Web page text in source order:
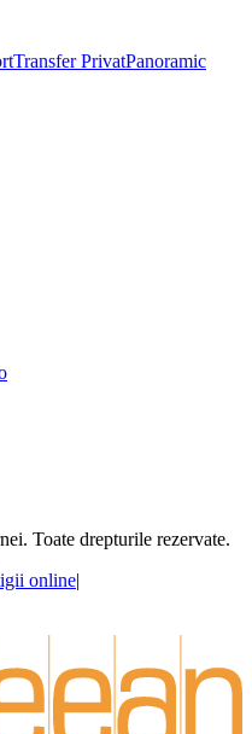
Transfer PrivatPanoramic
Toate drepturile rezervate.
online|